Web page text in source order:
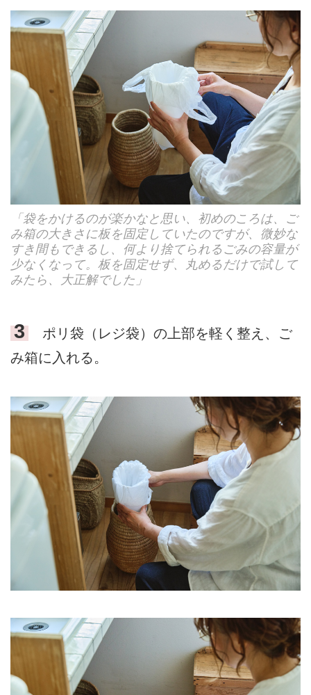
「袋をかけるのが楽かなと思い、初めのころは、ご
み箱の大きさに板を固定していたのですが、微妙な
すき間もできるし、何より捨てられるごみの容量が
少なくなって。板を固定せず、丸めるだけで試して
みたら、大正解でした」
3
ポリ袋（レジ袋）の上部を軽く整え、ご
み箱に入れる。